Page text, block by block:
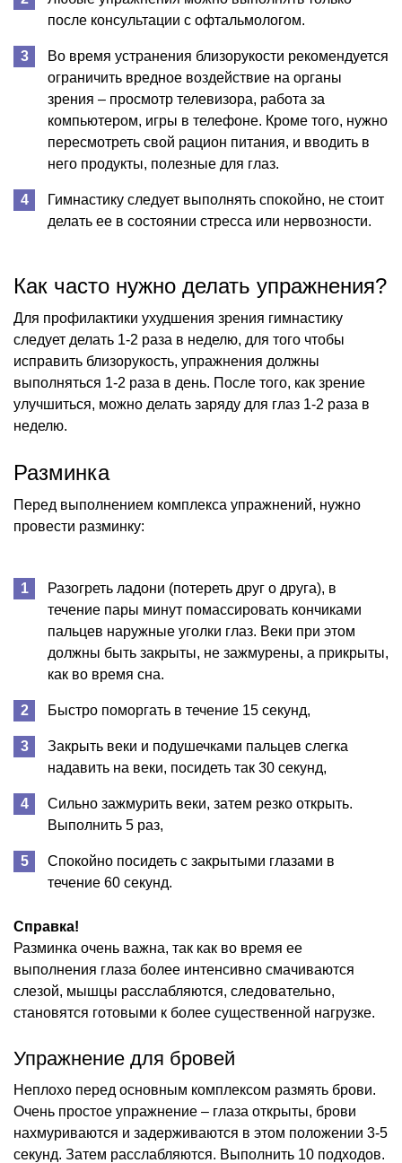
после консультации с офтальмологом.
Во время устранения близорукости рекомендуется
ограничить вредное воздействие на органы
зрения – просмотр телевизора, работа за
компьютером, игры в телефоне. Кроме того, нужно
пересмотреть свой рацион питания, и вводить в
него продукты, полезные для глаз.
Гимнастику следует выполнять спокойно, не стоит
делать ее в состоянии стресса или нервозности.
Как часто нужно делать упражнения?
Для профилактики ухудшения зрения гимнастику
следует делать 1-2 раза в неделю, для того чтобы
исправить близорукость, упражнения должны
выполняться 1-2 раза в день. После того, как зрение
улучшиться, можно делать заряду для глаз 1-2 раза в
неделю.
Разминка
Перед выполнением комплекса упражнений, нужно
провести разминку:
Разогреть ладони (потереть друг о друга), в
течение пары минут помассировать кончиками
пальцев наружные уголки глаз. Веки при этом
должны быть закрыты, не зажмурены, а прикрыты,
как во время сна.
Быстро поморгать в течение 15 секунд,
Закрыть веки и подушечками пальцев слегка
надавить на веки, посидеть так 30 секунд,
Сильно зажмурить веки, затем резко открыть.
Выполнить 5 раз,
Спокойно посидеть с закрытыми глазами в
течение 60 секунд.
Справка!
Разминка очень важна, так как во время ее
выполнения глаза более интенсивно смачиваются
слезой, мышцы расслабляются, следовательно,
становятся готовыми к более существенной нагрузке.
Упражнение для бровей
Неплохо перед основным комплексом размять брови.
Очень простое упражнение – глаза открыты, брови
нахмуриваются и задерживаются в этом положении 3-5
секунд. Затем расслабляются. Выполнить 10 подходов.